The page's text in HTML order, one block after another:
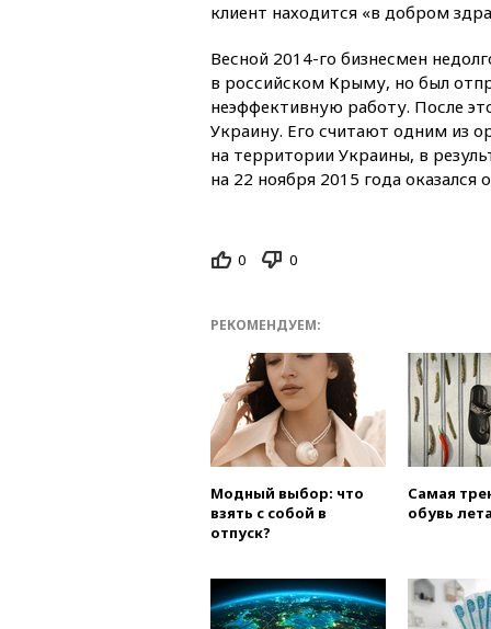
клиент находится «в добром
Весной 2014-го бизнесмен
в российском Крыму, но был
неэффективную работу. После
Украину. Его считают одним из
на территории Украины, в
на 22 ноября 2015 года оказался
0 0
РЕКОМЕНДУЕМ:
Модный выбор: что
взять с собой в
отпуск?
Самая
обувь